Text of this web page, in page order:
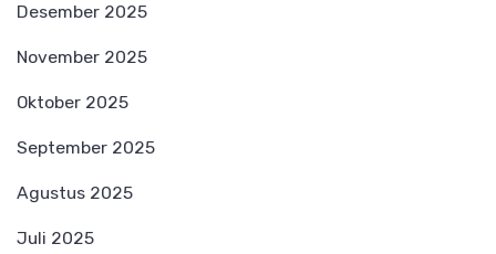
Desember 2025
November 2025
Oktober 2025
September 2025
Agustus 2025
Juli 2025